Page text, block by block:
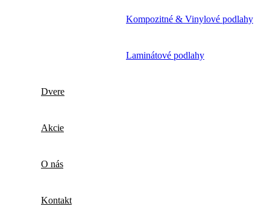
Kompozitné & Vinylové podlahy
Laminátové podlahy
Dvere
Akcie
O nás
Kontakt